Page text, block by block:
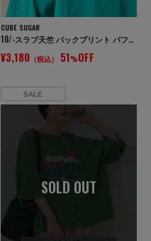
CUBE SUGAR
10/-スラブ天竺 バックプリント パフスリーブ プルオーバー
¥3,180（税込） 51%OFF
SALE
SOLD OUT